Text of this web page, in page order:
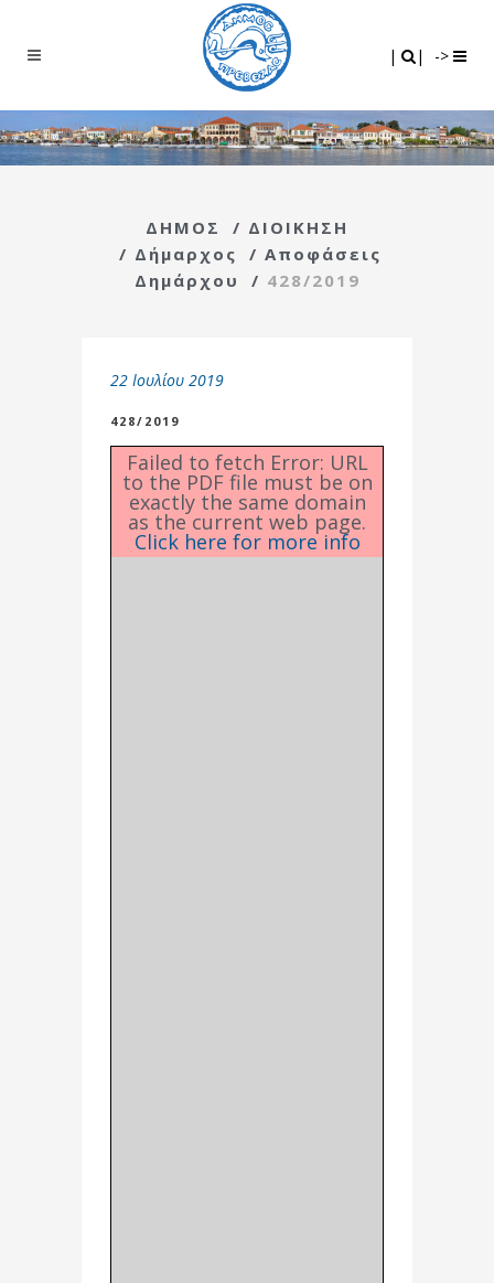
| | ->
ΔΗΜΟΣ / ΔΙΟΙΚΗΣΗ
/ Δήμαρχος / Αποφάσεις
Δημάρχου
/ 428/2019
22 Ιουλίου 2019
428/2019
Failed to fetch Error: URL
to the PDF file must be on
exactly the same domain
as the current web page.
Click here for more info